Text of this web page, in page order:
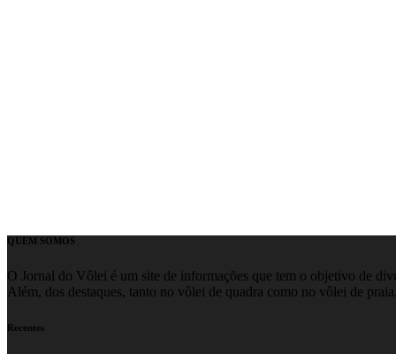
QUEM SOMOS
O Jornal do Vôlei é um site de informações que tem o objetivo de
Além, dos destaques, tanto no vôlei de quadra como no vôlei de
Recentes